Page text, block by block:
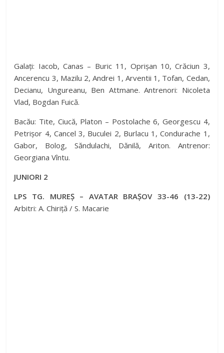
Galați: Iacob, Canas – Buric 11, Oprișan 10, Crăciun 3,
Ancerencu 3, Mazilu 2, Andrei 1, Arventii 1, Tofan, Cedan,
Decianu, Ungureanu, Ben Attmane. Antrenori: Nicoleta
Vlad, Bogdan Fuică.
Bacău: Tite, Ciucă, Platon – Postolache 6, Georgescu 4,
Petrișor 4, Cancel 3, Buculei 2, Burlacu 1, Condurache 1,
Gabor, Bolog, Săndulachi, Dănilă, Ariton. Antrenor:
Georgiana Vîntu.
JUNIORI 2
LPS TG. MUREȘ – AVATAR BRAȘOV 33-46 (13-22)
Arbitri: A. Chiriță / S. Macarie